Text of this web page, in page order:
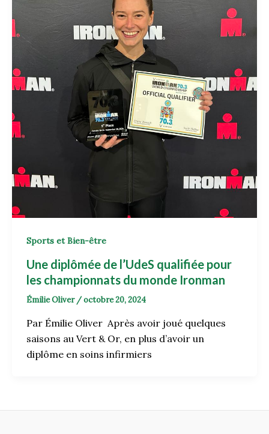
Sports et Bien-être
Une diplômée de l’UdeS qualifiée pour
les championnats du monde Ironman
Émilie Oliver /octobre 20, 2024
Par Émilie Oliver Après avoir joué quelques
saisons au Vert & Or, en plus d’avoir un
diplôme en soins infirmiers